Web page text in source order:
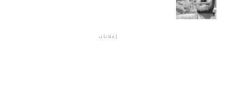
إعلانات